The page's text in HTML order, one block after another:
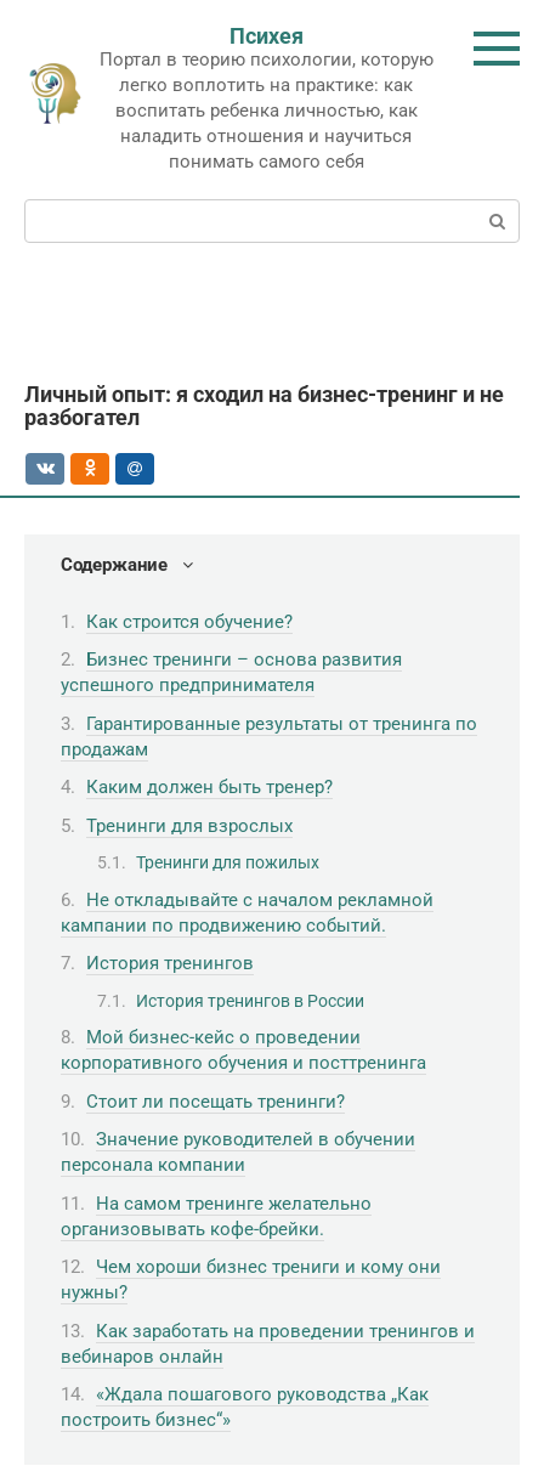
контенту
Психея
Портал в теорию психологии, которую
легко воплотить на практике: как
воспитать ребенка личностью, как
наладить отношения и научиться
понимать самого себя
Поиск:
Личный опыт: я сходил на бизнес-тренинг и не
разбогател
Содержание
Как строится обучение?
Бизнес тренинги – основа развития
успешного предпринимателя
Гарантированные результаты от тренинга по
продажам
Каким должен быть тренер?
Тренинги для взрослых
Тренинги для пожилых
Не откладывайте с началом рекламной
кампании по продвижению событий.
История тренингов
История тренингов в России
Мой бизнес-кейс о проведении
корпоративного обучения и посттренинга
Стоит ли посещать тренинги?
Значение руководителей в обучении
персонала компании
На самом тренинге желательно
организовывать кофе-брейки.
Чем хороши бизнес трениги и кому они
нужны?
Как заработать на проведении тренингов и
вебинаров онлайн
«Ждала пошагового руководства „Как
построить бизнес“»